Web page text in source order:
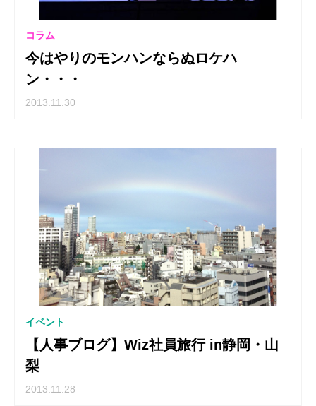
コラム
今はやりのモンハンならぬロケハ
ン・・・
2013.11.30
イベント
【人事ブログ】Wiz社員旅行 in静岡・山
梨
2013.11.28